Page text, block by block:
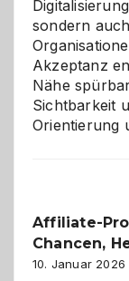
sondern
Akzeptanz
Nähe
Sichtbarkeit
Orientierung
Affiliate-
Chancen,
10. Januar 2026